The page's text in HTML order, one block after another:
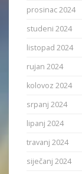
prosinac 2024
studeni 2024
listopad 2024
rujan 2024
kolovoz 2024
srpanj 2024
lipanj 2024
travanj 2024
siječanj 2024